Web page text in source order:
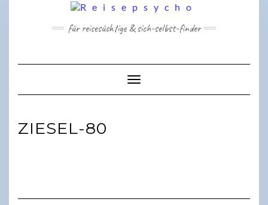
für reisesüchtige & sich-selbst-finder
Toggle Navigation
ZIESEL-80